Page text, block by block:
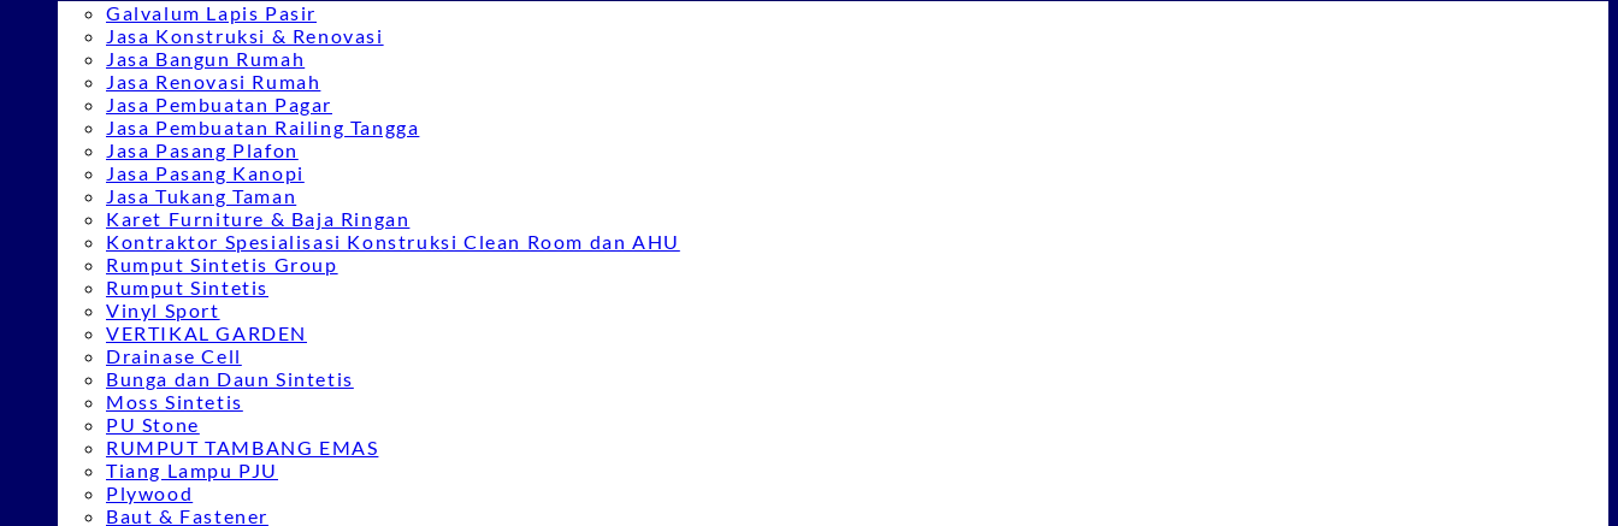
Galvalum Lapis Pasir
Jasa Konstruksi & Renovasi
Jasa Bangun Rumah
Jasa Renovasi Rumah
Jasa Pembuatan Pagar
Jasa Pembuatan Railing Tangga
Jasa Pasang Plafon
Jasa Pasang Kanopi
Jasa Tukang Taman
Karet Furniture & Baja Ringan
Kontraktor Spesialisasi Konstruksi Clean Room dan AHU
Rumput Sintetis Group
Rumput Sintetis
Vinyl Sport
VERTIKAL GARDEN
Drainase Cell
Bunga dan Daun Sintetis
Moss Sintetis
PU Stone
RUMPUT TAMBANG EMAS
Tiang Lampu PJU
Plywood
Baut & Fastener